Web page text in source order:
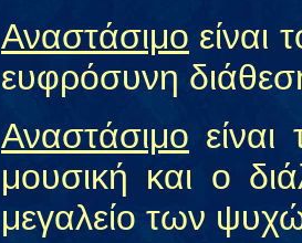
Αναστάσιμο είναι
ευφρόσυνη
Αναστάσιμο
μουσική και ο
μεγαλείο των